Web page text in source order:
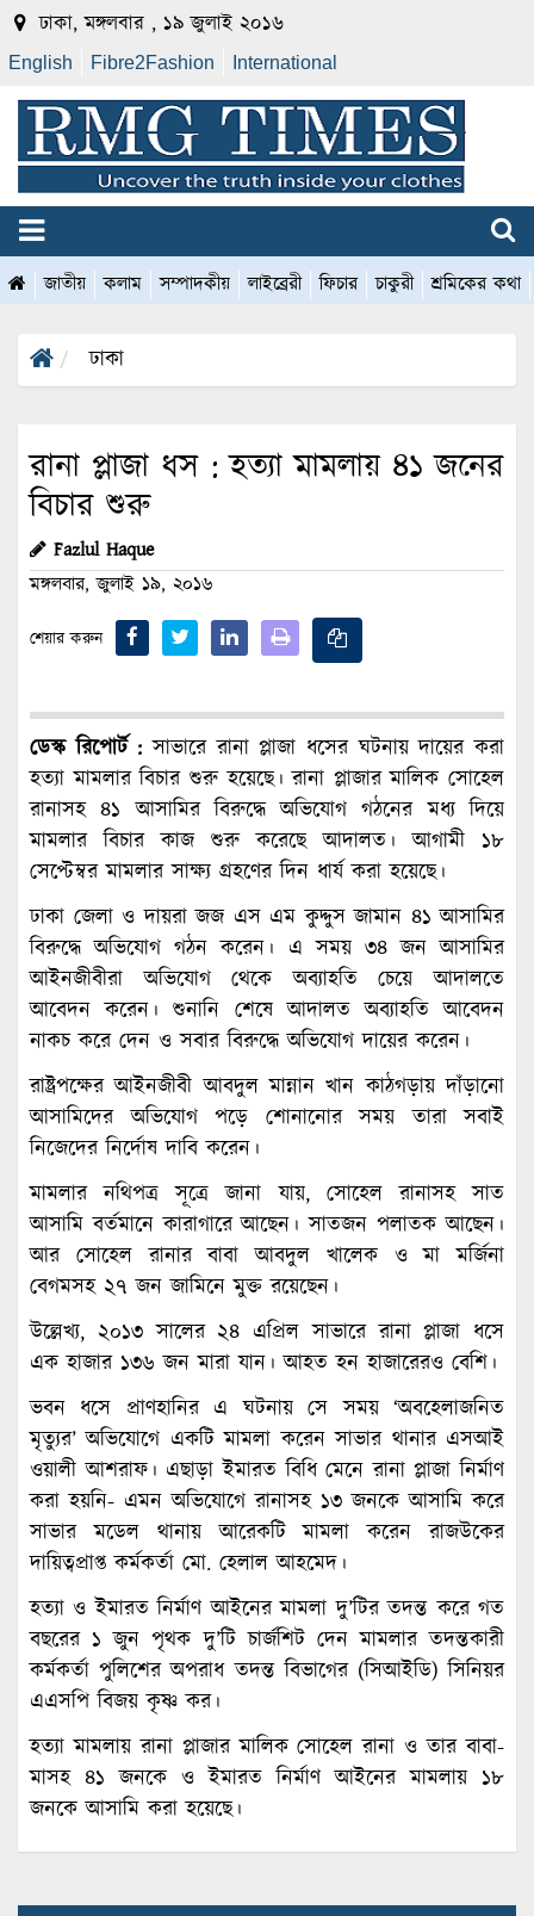
ঢাকা, মঙ্গলবার , ১৯ জুলাই ২০১৬
English Fibre2Fashion International
জাতীয় কলাম সম্পাদকীয় লাইব্রেরী ফিচার চাকুরী শ্রমিকের কথা
ঢাকা
রানা প্লাজা ধস : হত্যা মামলায় ৪১ জনের
বিচার শুরু
Fazlul Haque
মঙ্গলবার, জুলাই ১৯, ২০১৬
শেয়ার করুন
ডেস্ক রিপোর্ট : সাভারে রানা প্লাজা ধসের ঘটনায় দায়ের করা
হত্যা মামলার বিচার শুরু হয়েছে। রানা প্লাজার মালিক সোহেল
রানাসহ ৪১ আসামির বিরুদ্ধে অভিযোগ গঠনের মধ্য দিয়ে
মামলার বিচার কাজ শুরু করেছে আদালত। আগামী ১৮
সেপ্টেম্বর মামলার সাক্ষ্য গ্রহণের দিন ধার্য করা হয়েছে।
ঢাকা জেলা ও দায়রা জজ এস এম কুদ্দুস জামান ৪১ আসামির
বিরুদ্ধে অভিযোগ গঠন করেন। এ সময় ৩৪ জন আসামির
আইনজীবীরা অভিযোগ থেকে অব্যাহতি চেয়ে আদালতে
আবেদন করেন। শুনানি শেষে আদালত অব্যাহতি আবেদন
নাকচ করে দেন ও সবার বিরুদ্ধে অভিযোগ দায়ের করেন।
রাষ্ট্রপক্ষের আইনজীবী আবদুল মান্নান খান কাঠগড়ায় দাঁড়ানো
আসামিদের অভিযোগ পড়ে শোনানোর সময় তারা সবাই
নিজেদের নির্দোষ দাবি করেন।
মামলার নথিপত্র সূত্রে জানা যায়, সোহেল রানাসহ সাত
আসামি বর্তমানে কারাগারে আছেন। সাতজন পলাতক আছেন।
আর সোহেল রানার বাবা আবদুল খালেক ও মা মর্জিনা
বেগমসহ ২৭ জন জামিনে মুক্ত রয়েছেন।
উল্লেখ্য, ২০১৩ সালের ২৪ এপ্রিল সাভারে রানা প্লাজা ধসে
এক হাজার ১৩৬ জন মারা যান। আহত হন হাজারেরও বেশি।
ভবন ধসে প্রাণহানির এ ঘটনায় সে সময় ‘অবহেলাজনিত
মৃত্যুর’ অভিযোগে একটি মামলা করেন সাভার থানার এসআই
ওয়ালী আশরাফ। এছাড়া ইমারত বিধি মেনে রানা প্লাজা নির্মাণ
করা হয়নি- এমন অভিযোগে রানাসহ ১৩ জনকে আসামি করে
সাভার মডেল থানায় আরেকটি মামলা করেন রাজউকের
দায়িত্বপ্রাপ্ত কর্মকর্তা মো. হেলাল আহমেদ।
হত্যা ও ইমারত নির্মাণ আইনের মামলা দু’টির তদন্ত করে গত
বছরের ১ জুন পৃথক দু’টি চার্জশিট দেন মামলার তদন্তকারী
কর্মকর্তা পুলিশের অপরাধ তদন্ত বিভাগের (সিআইডি) সিনিয়র
এএসপি বিজয় কৃষ্ণ কর।
হত্যা মামলায় রানা প্লাজার মালিক সোহেল রানা ও তার বাবা-
মাসহ ৪১ জনকে ও ইমারত নির্মাণ আইনের মামলায় ১৮
জনকে আসামি করা হয়েছে।